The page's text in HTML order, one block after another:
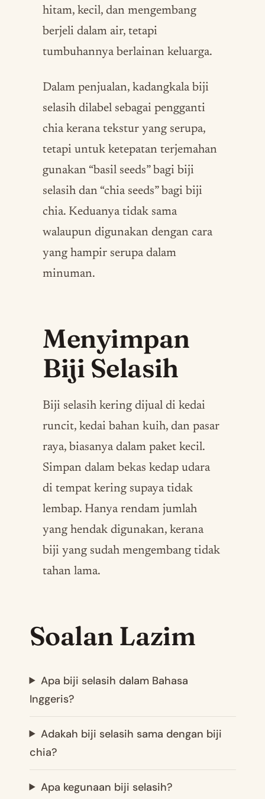
hitam, kecil, dan mengembang
berjeli dalam air, tetapi
tumbuhannya berlainan keluarga.
Dalam penjualan, kadangkala biji
selasih dilabel sebagai pengganti
chia kerana tekstur yang serupa,
tetapi untuk ketepatan terjemahan
gunakan “basil seeds” bagi biji
selasih dan “chia seeds” bagi biji
chia. Keduanya tidak sama
walaupun digunakan dengan cara
yang hampir serupa dalam
minuman.
Menyimpan
Biji Selasih
Biji selasih kering dijual di kedai
runcit, kedai bahan kuih, dan pasar
raya, biasanya dalam paket kecil.
Simpan dalam bekas kedap udara
di tempat kering supaya tidak
lembap. Hanya rendam jumlah
yang hendak digunakan, kerana
biji yang sudah mengembang tidak
tahan lama.
Soalan Lazim
Apa biji selasih dalam Bahasa
Inggeris?
Adakah biji selasih sama dengan biji
chia?
Apa kegunaan biji selasih?